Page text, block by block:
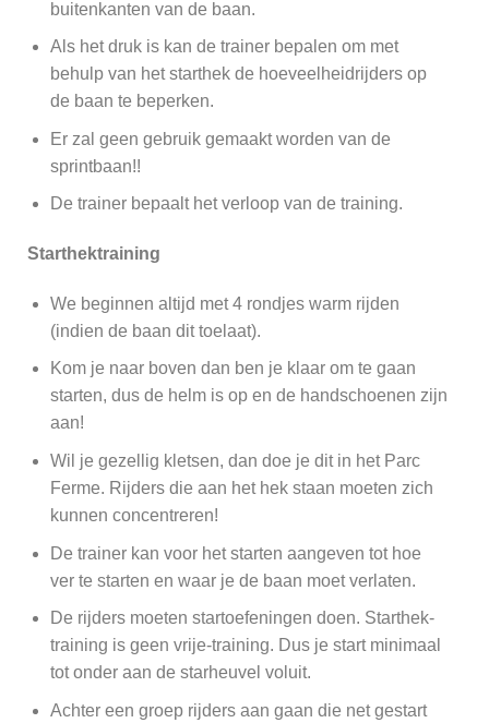
buitenkanten van de baan.
Als het druk is kan de trainer bepalen om met
behulp van het starthek de hoeveelheidrijders op
de baan te beperken.
Er zal geen gebruik gemaakt worden van de
sprintbaan!!
De trainer bepaalt het verloop van de training.
Starthektraining
We beginnen altijd met 4 rondjes warm rijden
(indien de baan dit toelaat).
Kom je naar boven dan ben je klaar om te gaan
starten, dus de helm is op en de handschoenen zijn
aan!
Wil je gezellig kletsen, dan doe je dit in het Parc
Ferme. Rijders die aan het hek staan moeten zich
kunnen concentreren!
De trainer kan voor het starten aangeven tot hoe
ver te starten en waar je de baan moet verlaten.
De rijders moeten startoefeningen doen. Starthek-
training is geen vrije-training. Dus je start minimaal
tot onder aan de starheuvel voluit.
Achter een groep rijders aan gaan die net gestart